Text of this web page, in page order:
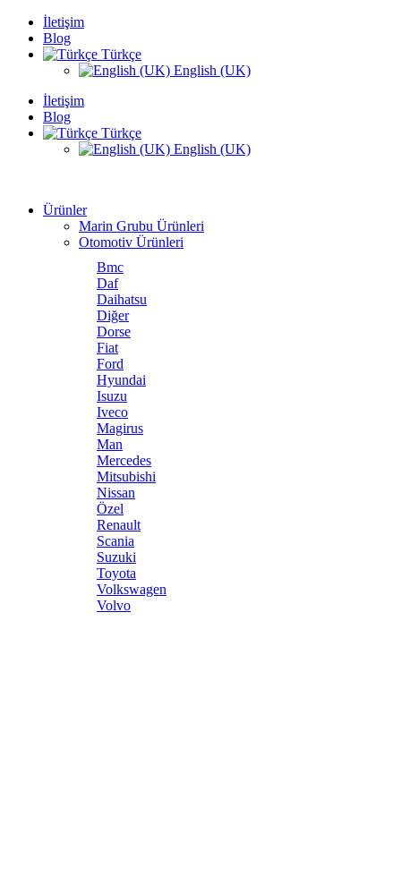
İletişim
Blog
Türkçe
English (UK)
İletişim
Blog
Türkçe
English (UK)
Ürünler
Marin Grubu Ürünleri
Otomotiv Ürünleri
Bmc
Daf
Daihatsu
Diğer
Dorse
Fiat
Ford
Hyundai
Isuzu
Iveco
Magirus
Man
Mercedes
Mitsubishi
Nissan
Özel
Renault
Scania
Suzuki
Toyota
Volkswagen
Volvo